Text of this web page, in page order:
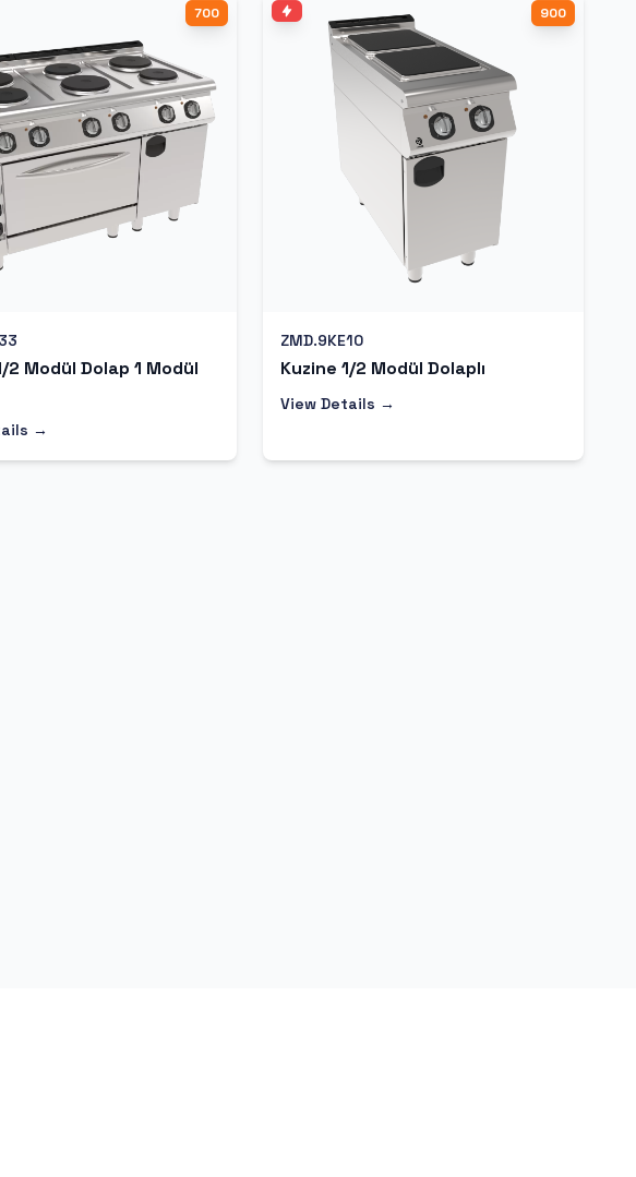
700
2 Modül Dolap 1 Modül
→
900
ZMD.9KE10
Kuzine 1/2 Modül Dolaplı
View Details →